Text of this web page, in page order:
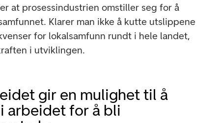
at prosessindustrien omstiller seg for å
Klarer man ikke å kutte utslippene
for lokalsamfunn rundt i hele landet,
i utviklingen.
gir en mulighet til å
arbeidet for å bli